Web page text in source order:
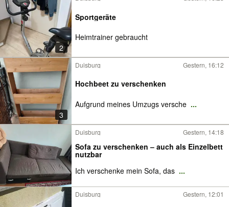
2
Sportgeräte
Heimtrainer gebraucht
3
Duisburg Gestern, 16:12
Hochbeet zu verschenken
Aufgrund meines Umzugs versche ...
Duisburg Gestern, 14:18
Sofa zu verschenken – auch als Einzelbett
nutzbar
Ich verschenke mein Sofa, das ...
Duisburg Gestern, 12:01